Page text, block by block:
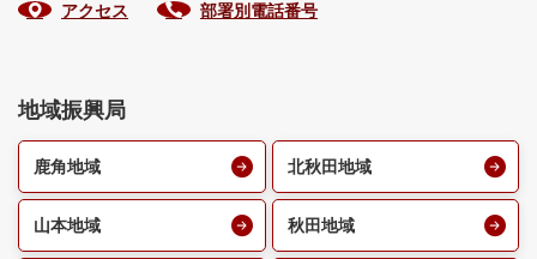
アクセス 部署別電話番号
地域振興局
鹿角地域 北秋田地域
山本地域 秋田地域